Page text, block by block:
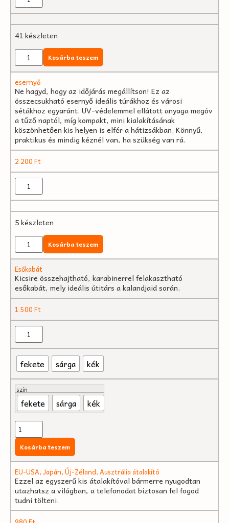
41 készleten
Kosárba teszem
esernyő
Ne hagyd, hogy az időjárás megállítson! Ez az
összecsukható esernyő ideális túrákhoz és városi
sétákhoz egyaránt. UV-védelemmel ellátott anyaga megóv
a tűző naptól, míg kompakt, mini kialakításának
köszönhetően kis helyen is elfér a hátizsákban. Könnyű,
praktikus és mindig kéznél van, ha szükség van rá.
2 200Ft
5 készleten
Kosárba teszem
Esőkabát
Kicsire összehajtható, karabinerrel felakasztható
esőkabát, mely ideális útitárs a kalandjaid során.
1 500Ft
fekete sárga kék
szín
fekete sárga kék
Kosárba teszem
EU-USA, Japán, Új-Zéland, Ausztrália átalakító
Ezzel az egyszerű kis átalakítóval bármerre nyugodtan
utazhatsz a világban, a telefonodat biztosan fel fogod
tudni tölteni.